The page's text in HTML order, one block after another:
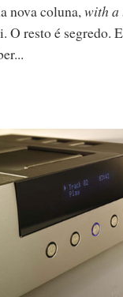
nova coluna,with a
resto é segredo.